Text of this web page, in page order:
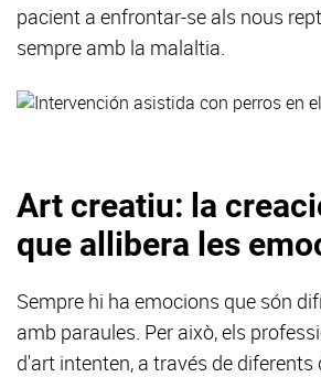
pacient a enfrontar-se als nous
sempre amb la malaltia.
Art creatiu: la
que allibera les
Sempre hi ha emocions que són
amb paraules. Per això, els
d'art intenten, a través de diferents